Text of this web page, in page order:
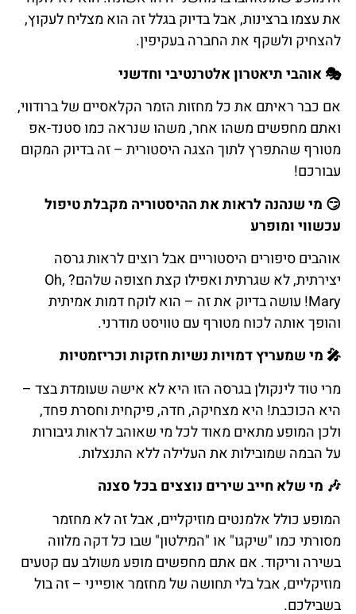
את עצמו ברצינות, אבל בדיוק בגלל זה הוא מצליח לעקוץ,
להצחיק ולשקף את החברה בעקיפין.
🎭 אוהבי תיאטרון אלטרנטיבי וחדשני
אם כבר ראיתם את כל מחזות הזמר הקלאסיים של ברודווי,
ואתם מחפשים משהו אחר, משהו שנראה כמו סטנד-אפ
מטורף שהתפרץ לתוך הצגה היסטורית – זה בדיוק המקום
עבורכם!
😏 מי שנהנה לראות את ההיסטוריה מקבלת טיפול
עכשווי ומופרע
אוהבים סיפורים היסטוריים אבל רוצים לראות גרסה
יצירתית, לא שגרתית ואפילו קצת חצופה שלהם? Oh,
Mary! עושה בדיוק את זה – הוא לוקח דמות אמיתית
והופך אותה לכוח מטורף עם טוויסט מודרני.
🎤 מי שמעריץ דמויות נשיות חזקות וכריזמטיות
מרי טוד לינקולן בגרסה הזו היא לא אישה שעומדת בצד –
היא הכוכבת! היא מצחיקה, חדה, פיקחית וחסרת פחד,
ולכן המופע מתאים מאוד לכל מי שאוהב לראות גיבורות
על הבמה שמובילות את העלילה ללא התנצלות.
🎶 מי שלא חייב שירים נוצצים בכל סצנה
המופע כולל אלמנטים מוזיקליים, אבל זה לא מחזמר
מסורתי כמו "שיקגו" או "המילטון" שבו כל דקה מלווה
בשירה וריקוד. אם אתם מחפשים מופע משולב עם קטעים
מוזיקליים, אבל בלי תחושה של מחזמר אופייני – זה בול
בשבילכם.